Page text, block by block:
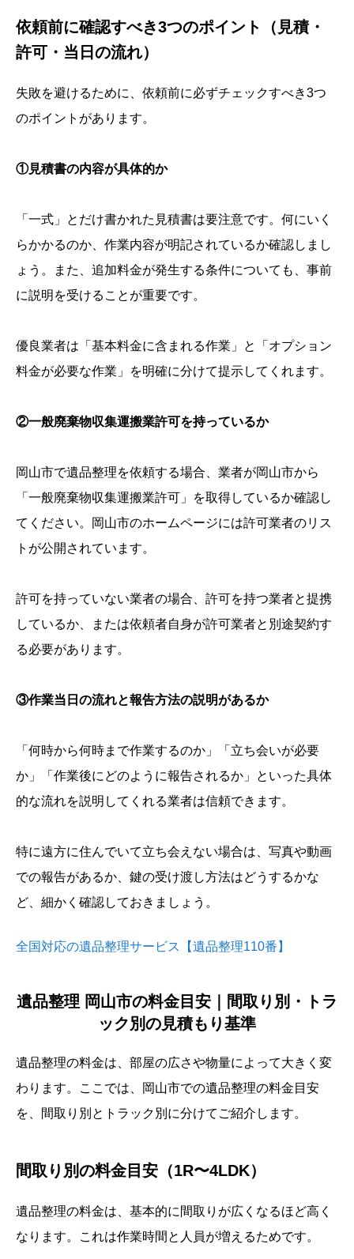
依頼前に確認すべき3つのポイント（見積・
許可・当日の流れ）
失敗を避けるために、依頼前に必ずチェックすべき3つ
のポイントがあります。
①見積書の内容が具体的か
「一式」とだけ書かれた見積書は要注意です。何にいく
らかかるのか、作業内容が明記されているか確認しまし
ょう。また、追加料金が発生する条件についても、事前
に説明を受けることが重要です。
優良業者は「基本料金に含まれる作業」と「オプション
料金が必要な作業」を明確に分けて提示してくれます。
②一般廃棄物収集運搬業許可を持っているか
岡山市で遺品整理を依頼する場合、業者が岡山市から
「一般廃棄物収集運搬業許可」を取得しているか確認し
てください。岡山市のホームページには許可業者のリス
トが公開されています。
許可を持っていない業者の場合、許可を持つ業者と提携
しているか、または依頼者自身が許可業者と別途契約す
る必要があります。
③作業当日の流れと報告方法の説明があるか
「何時から何時まで作業するのか」「立ち会いが必要
か」「作業後にどのように報告されるか」といった具体
的な流れを説明してくれる業者は信頼できます。
特に遠方に住んでいて立ち会えない場合は、写真や動画
での報告があるか、鍵の受け渡し方法はどうするかな
ど、細かく確認しておきましょう。
全国対応の遺品整理サービス【遺品整理110番】
遺品整理 岡山市の料金目安｜間取り別・トラ
ック別の見積もり基準
遺品整理の料金は、部屋の広さや物量によって大きく変
わります。ここでは、岡山市での遺品整理の料金目安
を、間取り別とトラック別に分けてご紹介します。
間取り別の料金目安（1R〜4LDK）
遺品整理の料金は、基本的に間取りが広くなるほど高く
なります。これは作業時間と人員が増えるためです。